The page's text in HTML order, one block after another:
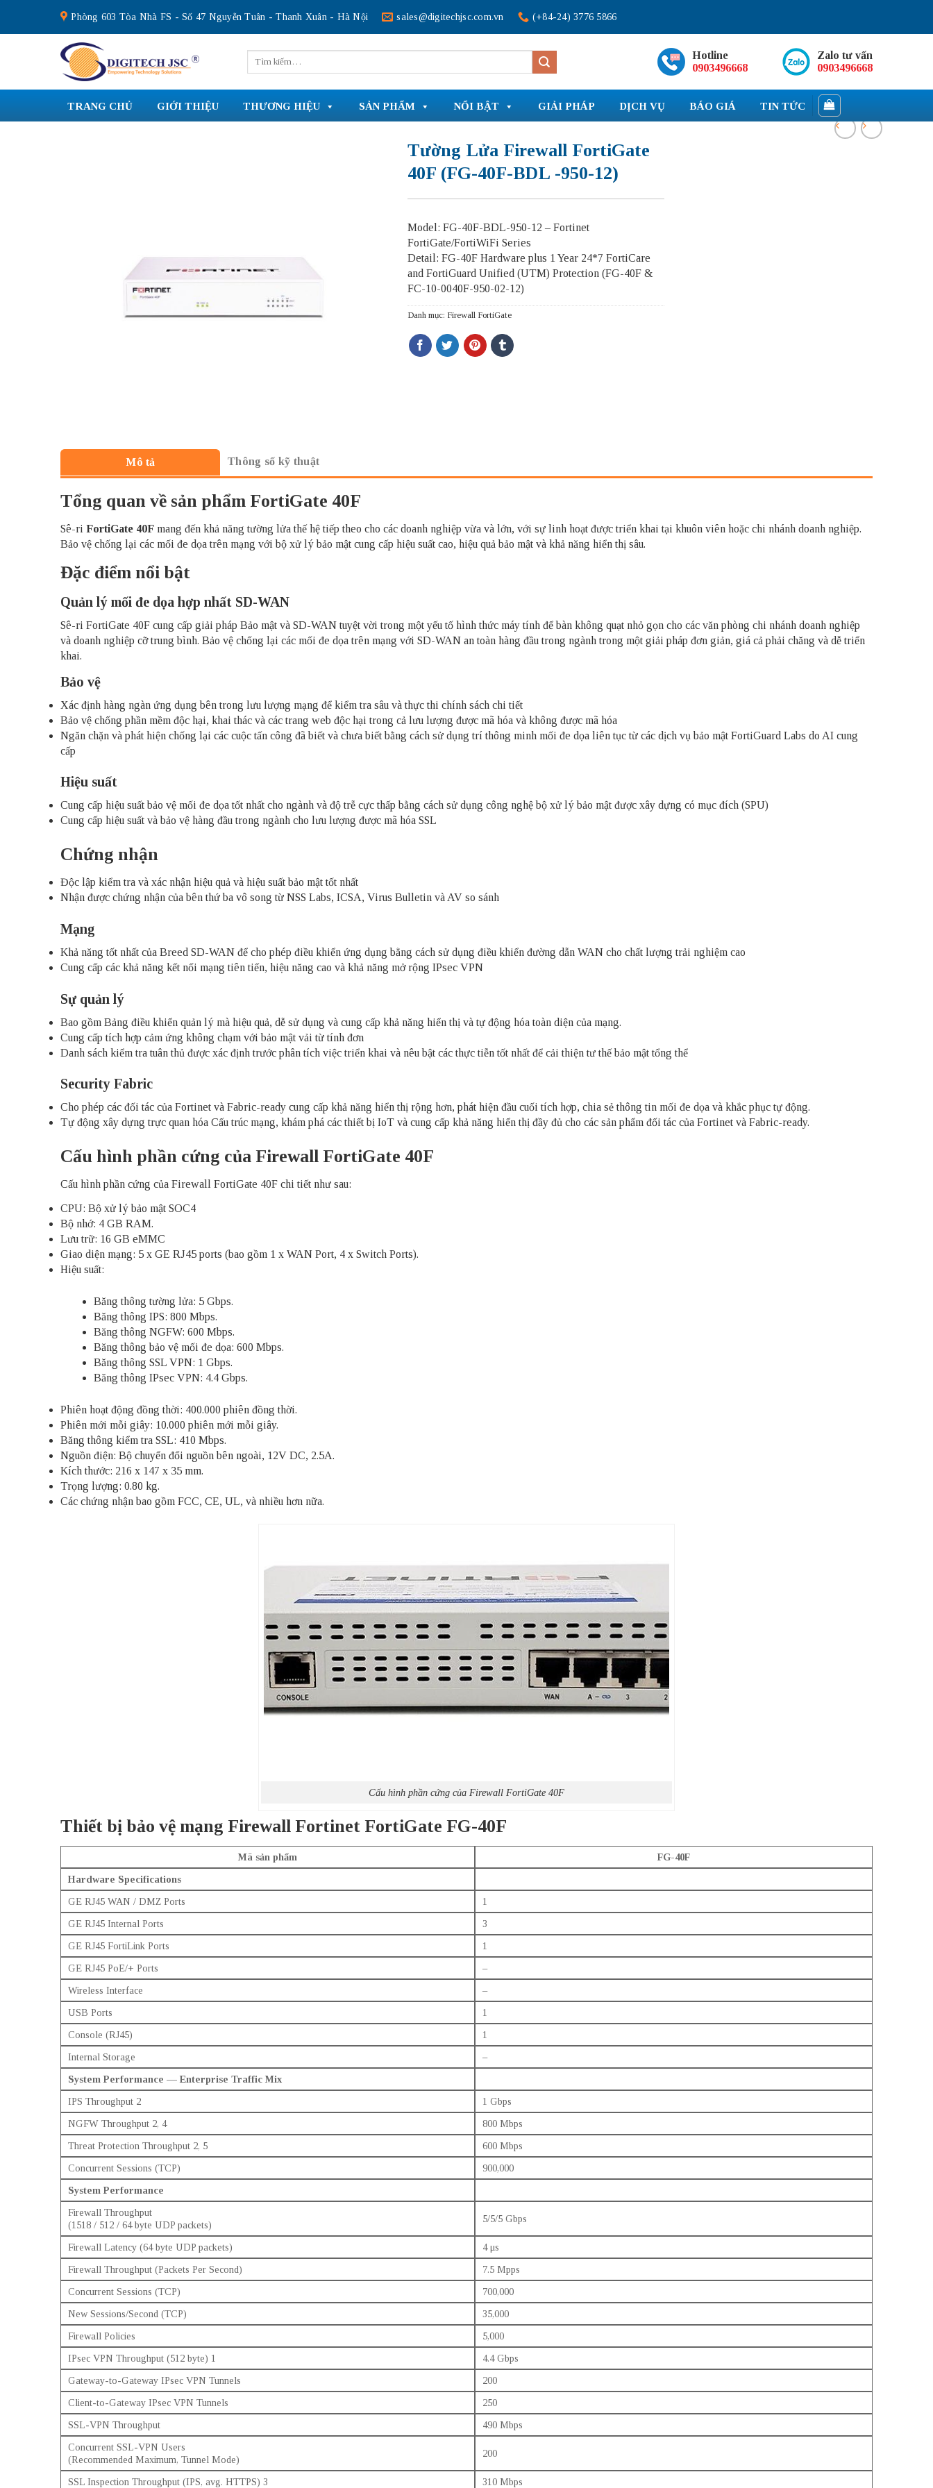
content
Phòng 603 Tòa Nhà FS - Số 47 Nguyễn Tuân - Thanh Xuân - Hà Nội sales@digitechjsc.com.vn (+84-24) 3776 5866
kiếm:
Hotline
0903496668
Zalo tư vấn
0903496668
TRANG CHỦ GIỚI THIỆU THƯƠNG HIỆU SẢN PHẨM NỔI BẬT GIẢI PHÁP DỊCH VỤ BÁO GIÁ TIN TỨC
Tường Lửa Firewall FortiGate
40F (FG-40F-BDL -950-12)
Model: FG-40F-BDL-950-12 – Fortinet
FortiGate/FortiWiFi Series
Detail: FG-40F Hardware plus 1 Year 24*7 FortiCare
and FortiGuard Unified (UTM) Protection (FG-40F &
FC-10-0040F-950-02-12)
Danh mục: Firewall FortiGate
Mô tả Thông số kỹ thuật
Tổng quan về sản phẩm FortiGate 40F
Sê-ri FortiGate 40F mang đến khả năng tường lửa thế hệ tiếp theo cho các doanh nghiệp vừa và lớn, với sự linh hoạt được triển khai tại khuôn viên hoặc chi nhánh doanh nghiệp.
Bảo vệ chống lại các mối đe dọa trên mạng với bộ xử lý bảo mật cung cấp hiệu suất cao, hiệu quả bảo mật và khả năng hiển thị sâu.
Đặc điểm nổi bật
Quản lý mối đe dọa hợp nhất SD-WAN
Sê-ri FortiGate 40F cung cấp giải pháp Bảo mật và SD-WAN tuyệt vời trong một yếu tố hình thức máy tính để bàn không quạt nhỏ gọn cho các văn phòng chi nhánh doanh nghiệp
và doanh nghiệp cỡ trung bình. Bảo vệ chống lại các mối đe dọa trên mạng với SD-WAN an toàn hàng đầu trong ngành trong một giải pháp đơn giản, giá cả phải chăng và dễ triển
khai.
Bảo vệ
Xác định hàng ngàn ứng dụng bên trong lưu lượng mạng để kiểm tra sâu và thực thi chính sách chi tiết
Bảo vệ chống phần mềm độc hại, khai thác và các trang web độc hại trong cả lưu lượng được mã hóa và không được mã hóa
Ngăn chặn và phát hiện chống lại các cuộc tấn công đã biết và chưa biết bằng cách sử dụng trí thông minh mối đe dọa liên tục từ các dịch vụ bảo mật FortiGuard Labs do AI cung
cấp
Hiệu suất
Cung cấp hiệu suất bảo vệ mối đe dọa tốt nhất cho ngành và độ trễ cực thấp bằng cách sử dụng công nghệ bộ xử lý bảo mật được xây dựng có mục đích (SPU)
Cung cấp hiệu suất và bảo vệ hàng đầu trong ngành cho lưu lượng được mã hóa SSL
Chứng nhận
Độc lập kiểm tra và xác nhận hiệu quả và hiệu suất bảo mật tốt nhất
Nhận được chứng nhận của bên thứ ba vô song từ NSS Labs, ICSA, Virus Bulletin và AV so sánh
Mạng
Khả năng tốt nhất của Breed SD-WAN để cho phép điều khiển ứng dụng bằng cách sử dụng điều khiển đường dẫn WAN cho chất lượng trải nghiệm cao
Cung cấp các khả năng kết nối mạng tiên tiến, hiệu năng cao và khả năng mở rộng IPsec VPN
Sự quản lý
Bao gồm Bảng điều khiển quản lý mà hiệu quả, dễ sử dụng và cung cấp khả năng hiển thị và tự động hóa toàn diện của mạng.
Cung cấp tích hợp cảm ứng không chạm với bảo mật vải từ tính đơn
Danh sách kiểm tra tuân thủ được xác định trước phân tích việc triển khai và nêu bật các thực tiễn tốt nhất để cải thiện tư thế bảo mật tổng thể
Security Fabric
Cho phép các đối tác của Fortinet và Fabric-ready cung cấp khả năng hiển thị rộng hơn, phát hiện đầu cuối tích hợp, chia sẻ thông tin mối đe dọa và khắc phục tự động.
Tự động xây dựng trực quan hóa Cấu trúc mạng, khám phá các thiết bị IoT và cung cấp khả năng hiển thị đầy đủ cho các sản phẩm đối tác của Fortinet và Fabric-ready.
Cấu hình phần cứng của Firewall FortiGate 40F
Cấu hình phần cứng của Firewall FortiGate 40F chi tiết như sau:
CPU: Bộ xử lý bảo mật SOC4
Bộ nhớ: 4 GB RAM.
Lưu trữ: 16 GB eMMC
Giao diện mạng: 5 x GE RJ45 ports (bao gồm 1 x WAN Port, 4 x Switch Ports).
Hiệu suất:
Băng thông tường lửa: 5 Gbps.
Băng thông IPS: 800 Mbps.
Băng thông NGFW: 600 Mbps.
Băng thông bảo vệ mối đe dọa: 600 Mbps.
Băng thông SSL VPN: 1 Gbps.
Băng thông IPsec VPN: 4.4 Gbps.
Phiên hoạt động đồng thời: 400.000 phiên đồng thời.
Phiên mới mỗi giây: 10.000 phiên mới mỗi giây.
Băng thông kiểm tra SSL: 410 Mbps.
Nguồn điện: Bộ chuyển đổi nguồn bên ngoài, 12V DC, 2.5A.
Kích thước: 216 x 147 x 35 mm.
Trọng lượng: 0.80 kg.
Các chứng nhận bao gồm FCC, CE, UL, và nhiều hơn nữa.
Cấu hình phần cứng của Firewall FortiGate 40F
Thiết bị bảo vệ mạng Firewall Fortinet FortiGate FG-40F
Mã sản phẩm
FG-40F
Hardware Specifications
GE RJ45 WAN / DMZ Ports
1
GE RJ45 Internal Ports
3
GE RJ45 FortiLink Ports
1
GE RJ45 PoE/+ Ports
–
Wireless Interface
–
USB Ports
1
Console (RJ45)
1
Internal Storage
–
System Performance — Enterprise Traffic Mix
IPS Throughput 2
1 Gbps
NGFW Throughput 2, 4
800 Mbps
Threat Protection Throughput 2, 5
600 Mbps
Concurrent Sessions (TCP)
900,000
System Performance
Firewall Throughput
(1518 / 512 / 64 byte UDP packets)
5/5/5 Gbps
Firewall Latency (64 byte UDP packets)
4 μs
Firewall Throughput (Packets Per Second)
7.5 Mpps
Concurrent Sessions (TCP)
700,000
New Sessions/Second (TCP)
35,000
Firewall Policies
5,000
IPsec VPN Throughput (512 byte) 1
4.4 Gbps
Gateway-to-Gateway IPsec VPN Tunnels
200
Client-to-Gateway IPsec VPN Tunnels
250
SSL-VPN Throughput
490 Mbps
Concurrent SSL-VPN Users
(Recommended Maximum, Tunnel Mode)
200
SSL Inspection Throughput (IPS, avg. HTTPS) 3 310 Mbps